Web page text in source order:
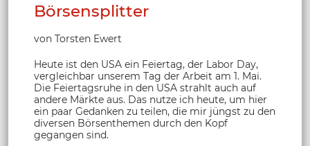
Börsensplitter
von Torsten Ewert
Heute ist den USA ein Feiertag, der Labor Day,
vergleichbar unserem Tag der Arbeit am 1. Mai.
Die Feiertagsruhe in den USA strahlt auch auf
andere Märkte aus. Das nutze ich heute, um hier
ein paar Gedanken zu teilen, die mir jüngst zu den
diversen Börsenthemen durch den Kopf
gegangen sind.